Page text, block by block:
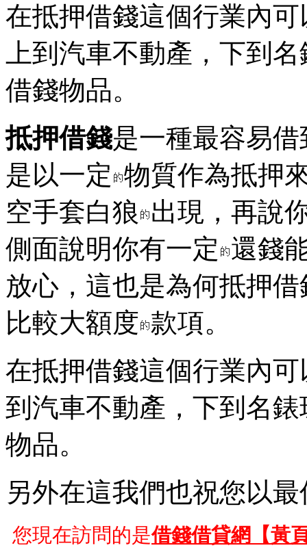
在抵押借錢這個行業內
上到汽車不動產，下到
借錢物品。
抵押借錢是一種最容易借
是以一定 物質作為抵押
空手套白狼 出現，再說
側面說明你有一定 還錢
放心，這也是為何抵押
比較大額度 款項。
在抵押借錢這個行業內
到汽車不動產，下到名
物品。
另外在這我們也祝您以最
您現在訪問的是借錢借貸網【黃